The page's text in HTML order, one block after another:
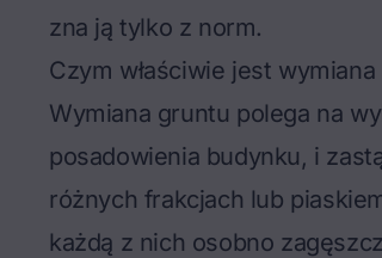
zna ją tylko z norm.
Czym właściwie jest
Wymiana gruntu polega na
posadowienia budynku, i
różnych frakcjach lub
każdą z nich osobno